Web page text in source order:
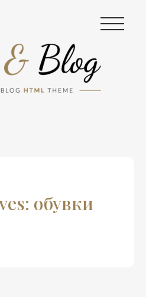
|||
обувки